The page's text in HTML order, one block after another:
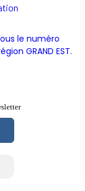
le numéro
GRAND EST.